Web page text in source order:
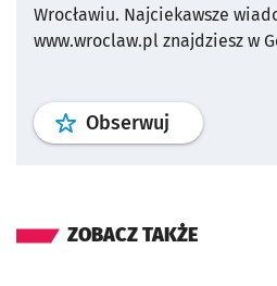
Wrocławiu. Najciekawsze
www.wroclaw.pl znajdziesz w
Obserwuj profil
ZOBACZ TAKŻE